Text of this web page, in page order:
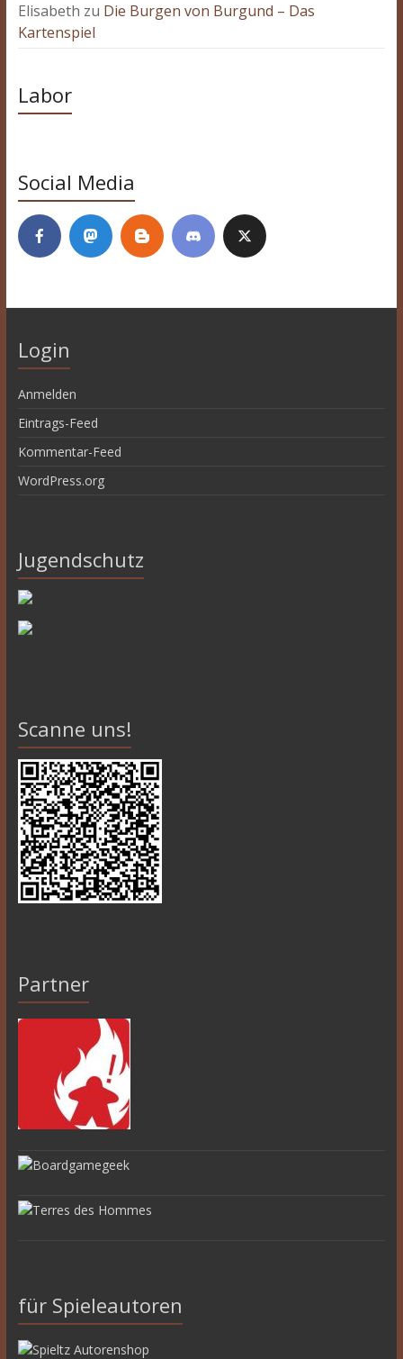
Elisabeth zu Die Burgen von Burgund – Das
Kartenspiel
Labor
Social Media
Login
Anmelden
Eintrags-Feed
Kommentar-Feed
WordPress.org
Jugendschutz
Scanne uns!
Partner
für Spieleautoren